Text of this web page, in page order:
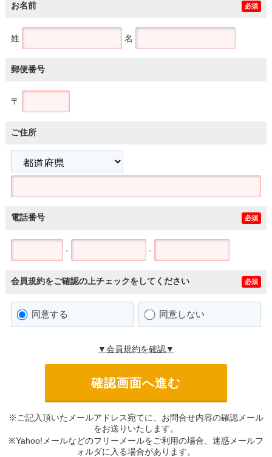
お名前 必須
姓 名
郵便番号
〒
ご住所
電話番号 必須
- -
会員規約をご確認の上チェックをしてください 必須
同意する 同意しない
▼会員規約を確認▼
※ご記入頂いたメールアドレス宛てに、お問合せ内容の確認メール
をお送りいたします。
※Yahoo!メールなどのフリーメールをご利用の場合、迷惑メールフ
ォルダに入る場合があります。